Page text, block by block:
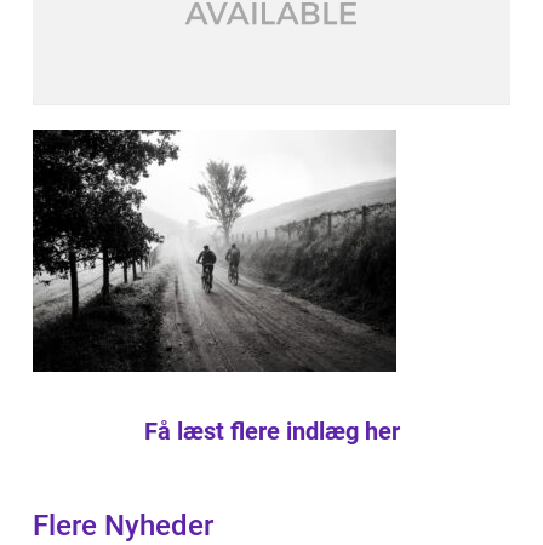
Få læst flere indlæg her
Flere Nyheder